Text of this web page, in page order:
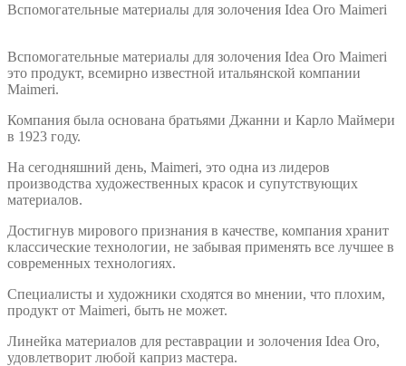
Вспомогательные материалы для золочения Idea Oro Maimeri
Вспомогательные материалы для золочения Idea Oro Maimeri
это продукт, всемирно известной итальянской компании
Maimeri.
Компания была основана братьями Джанни и Карло Маймери
в 1923 году.
На сегодняшний день, Maimeri, это одна из лидеров
производства художественных красок и супутствующих
материалов.
Достигнув мирового признания в качестве, компания хранит
классические технологии, не забывая применять все лучшее в
современных технологиях.
Специалисты и художники сходятся во мнении, что плохим,
продукт от Maimeri, быть не может.
Линейка материалов для реставрации и золочения Idea Oro,
удовлетворит любой каприз мастера.